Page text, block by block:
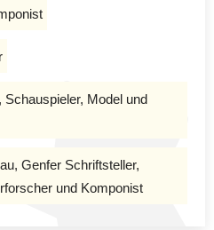
Model und
Genfer Schriftsteller,
und Komponist